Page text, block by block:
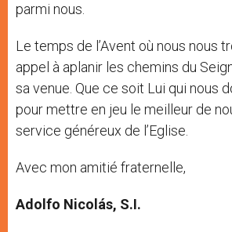
parmi nous.
Le temps de l’Avent où nous nous
appel à aplanir les chemins du
sa venue. Que ce soit Lui qui nous
pour mettre en jeu le meilleur de
service généreux de l’Eglise.
Avec mon amitié fraternelle,
Adolfo Nicolás, S.I.